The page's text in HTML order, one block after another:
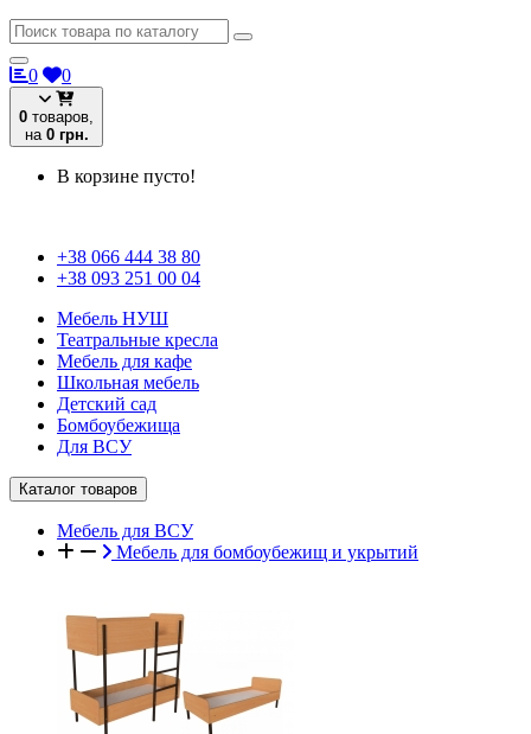
0 0
0 товаров,
на 0 грн.
В корзине пусто!
+38 066 444 38 80
+38 093 251 00 04
Мебель НУШ
Театральные кресла
Мебель для кафе
Школьная мебель
Детский сад
Бомбоубежища
Для ВСУ
Каталог товаров
Мебель для ВСУ
Мебель для бомбоубежищ и укрытий